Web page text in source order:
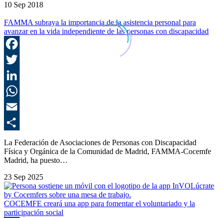
10 Sep 2018
FAMMA subraya la importancia de la asistencia personal para
avanzar en la vida independiente de las personas con discapacidad
La Federación de Asociaciones de Personas con Discapacidad
Física y Orgánica de la Comunidad de Madrid, FAMMA-Cocemfe
Madrid, ha puesto…
23 Sep 2025
COCEMFE creará una app para fomentar el voluntariado y la
participación social